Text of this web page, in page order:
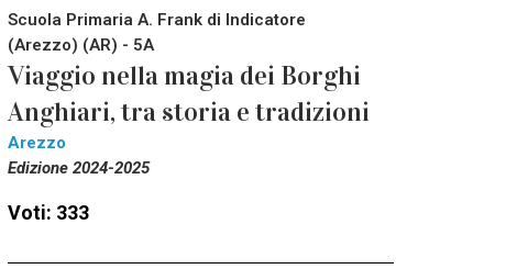
Scuola Primaria A. Frank di Indicatore
(Arezzo) (AR) - 5A
Viaggio nella magia dei Borghi
Anghiari, tra storia e tradizioni
Arezzo
Edizione 2024-2025
Voti: 333